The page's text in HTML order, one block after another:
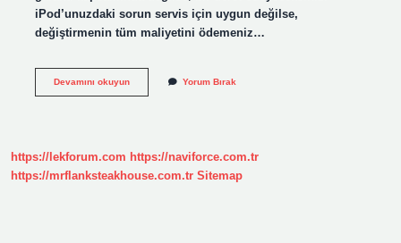
iPod’unuzdaki sorun servis için uygun değilse,
değiştirmenin tüm maliyetini ödemeniz…
Devamını okuyunIphone
Mı
Yorum Bırak
https://lekforum.com https://naviforce.com.tr
https://mrflanksteakhouse.com.tr Sitemap